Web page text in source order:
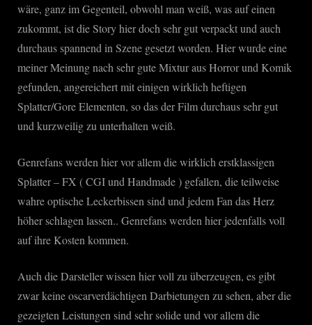
wäre, ganz im Gegenteil, obwohl man weiß, was auf einen
zukommt, ist die Story hier doch sehr gut verpackt und auch
durchaus spannend in Szene gesetzt worden. Hier wurde eine
meiner Meinung nach sehr gute Mixtur aus Horror und Komik
gefunden, angereichert mit einigen wirklich heftigen
Splatter/Gore Elementen, so das der Film durchaus sehr gut
und kurzweilig zu unterhalten weiß.
Genrefans werden hier vor allem die wirklich erstklassigen
Splatter – FX ( CGI und Handmade ) gefallen, die teilweise
wahre optische Leckerbissen sind und jedem Fan das Herz
höher schlagen lassen.. Genrefans werden hier jedenfalls voll
auf ihre Kosten kommen.
Auch die Darsteller wissen hier voll zu überzeugen, es gibt
zwar keine oscarverdächtigen Darbietungen zu sehen, aber die
gezeigten Leistungen sind sehr solide und vor allem die